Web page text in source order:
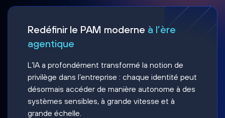
Redéfinir le PAM moderne à l’ère
agentique
L’IA a profondément transformé la notion de
privilège dans l’entreprise : chaque identité peut
désormais accéder de manière autonome à des
systèmes sensibles, à grande vitesse et à
grande échelle.